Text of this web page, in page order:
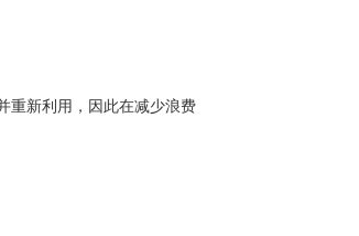
重新利用，因此在减少浪费